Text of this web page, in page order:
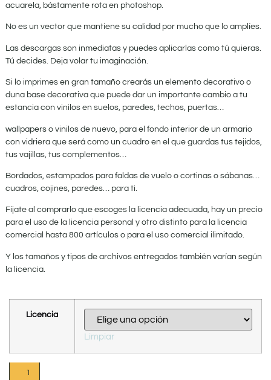
acuarela, bástamente rota en photoshop.
No es un vector que mantiene su calidad por mucho que lo amplíes.
Las descargas son inmediatas y puedes aplicarlas como tú quieras.
Tú decides. Deja volar tu imaginación.
Si lo imprimes en gran tamaño crearás un elemento decorativo o
duna base decorativa que puede dar un importante cambio a tu
estancia con vinilos en suelos, paredes, techos, puertas…
wallpapers o vinilos de nuevo, para el fondo interior de un armario
con vidriera que será como un cuadro en el que guardas tus tejidos,
tus vajillas, tus complementos…
Bordados, estampados para faldas de vuelo o cortinas o sábanas…
cuadros, cojines, paredes… para ti.
Fíjate al comprarlo que escoges la licencia adecuada, hay un precio
para el uso de la licencia personal y otro distinto para la licencia
comercial hasta 800 artículos o para el uso comercial ilimitado.
Y los tamaños y tipos de archivos entregados también varían según
la licencia.
Licencia
Limpiar